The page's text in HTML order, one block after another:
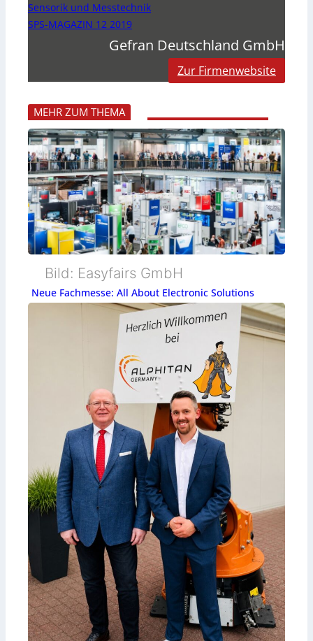
Sensorik und Messtechnik
SPS-MAGAZIN 12 2019
Gefran Deutschland GmbH
Zur Firmenwebsite
MEHR ZUM THEMA
Bild: Easyfairs GmbH
Neue Fachmesse: All About Electronic Solutions